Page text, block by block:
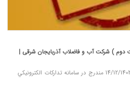
دوم ) شرکت آب و فاضلاب آذربایجان شرقی |
شماره ۲۰۰۳۰۰۱۴۰۳۰۰۰۲۰۰ مورخ 14/12/1403 مندرج در سامانه تدارکات الکترونيکي